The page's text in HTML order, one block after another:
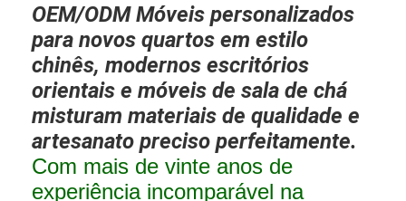
OEM/ODM Móveis personalizados
para novos quartos em estilo
chinês, modernos escritórios
orientais e móveis de sala de chá
misturam materiais de qualidade e
artesanato preciso perfeitamente.
Com mais de vinte anos de
experiência incomparável na